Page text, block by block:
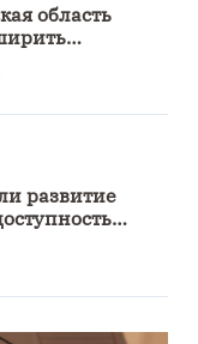
область
с Узбекистаном
развитие